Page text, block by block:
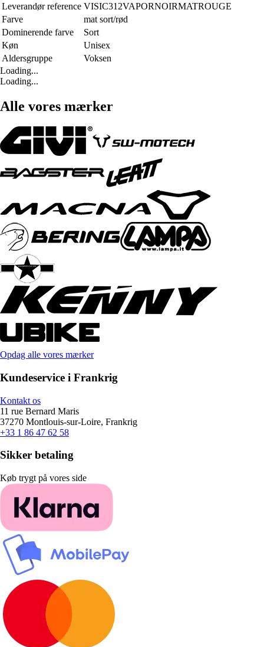
Leverandør reference VISIC312VAPORNOIRMATROUGE
Farve
mat sort/rød
Dominerende farve
Sort
Køn
Unisex
Aldersgruppe
Voksen
Loading...
Loading...
Alle vores mærker
Opdag alle vores mærker
Kundeservice i Frankrig
Kontakt os
11 rue Bernard Maris
37270 Montlouis-sur-Loire, Frankrig
+33 1 86 47 62 58
Sikker betaling
Køb trygt på vores side